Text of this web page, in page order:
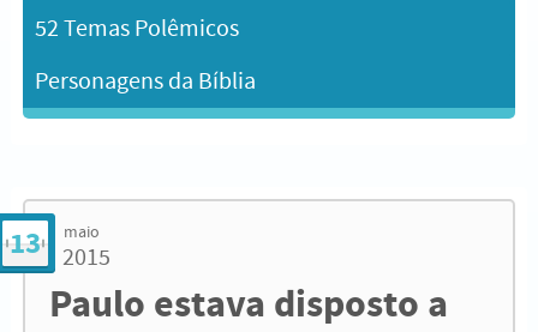
52 Temas Polêmicos
Personagens da Bíblia
13 maio
2015
Paulo estava disposto a